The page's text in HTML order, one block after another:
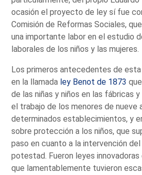
ocasión el proyecto de ley sí fue
Comisión de Reformas Sociales,
una importante labor en el estudio
laborales de los niños y las mujeres.
Los primeros antecedentes de
en la llamada ley Benot de 1873
de las niñas y niños en las fábricas
el trabajo de los menores de nueve
determinados establecimientos, y
sobre protección a los niños, que
paso en cuanto a la intervención
potestad. Fueron leyes
que lamentablemente tuvieron